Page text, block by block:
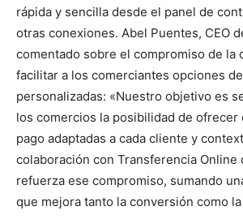
rápida y sencilla desde el panel de
otras conexiones. Abel Puentes, CEO
comentado sobre el compromiso de la
facilitar a los comerciantes opciones
personalizadas: «Nuestro objetivo es
los comercios la posibilidad de ofrecer
pago adaptadas a cada cliente y
colaboración con Transferencia Online
refuerza ese compromiso, sumando
que mejora tanto la conversión como